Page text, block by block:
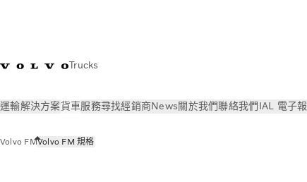
Trucks
運輸解決方案貨車服務尋找經銷商News關於我們聯絡我們 IAL 電子報
Volvo FMVolvo FM 規格